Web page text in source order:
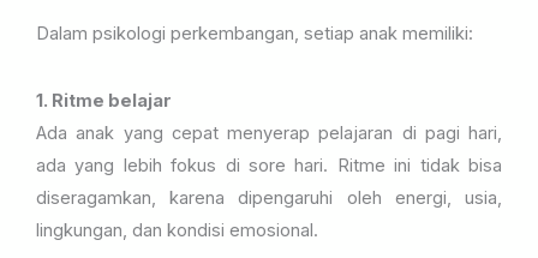
Dalam psikologi perkembangan, setiap anak memiliki:
1. Ritme belajar
Ada anak yang cepat menyerap pelajaran di pagi hari,
ada yang lebih fokus di sore hari. Ritme ini tidak bisa
diseragamkan, karena dipengaruhi oleh energi, usia,
lingkungan, dan kondisi emosional.